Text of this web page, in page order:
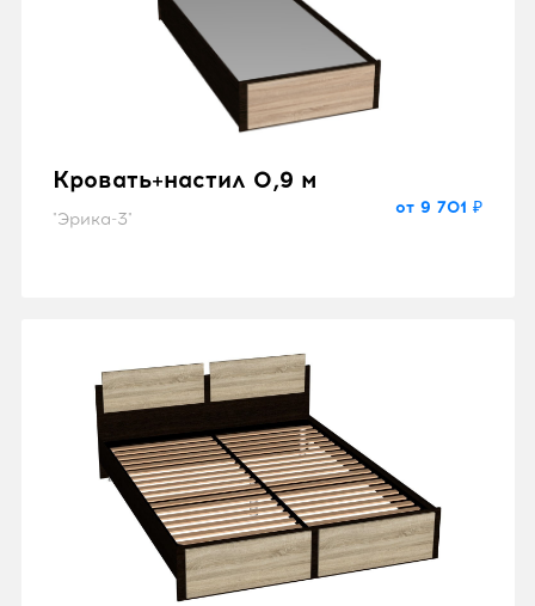
Кровать+настил 0,9 м
"Эрика-3"
от 9 701 ₽